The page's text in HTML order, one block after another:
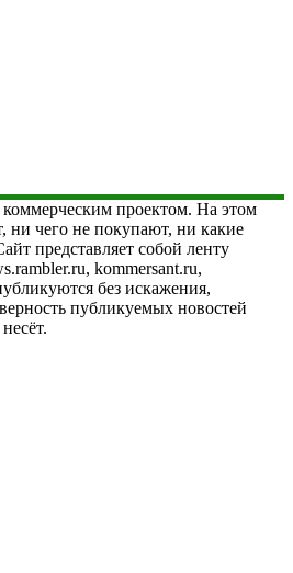
проектом. На этом
ни чего не покупают, ни какие
представляет собой ленту
kommersant.ru,
без искажения,
публикуемых новостей